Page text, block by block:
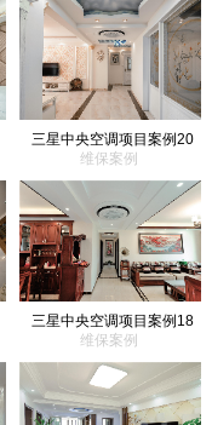
三星中央空调项目案例20
维保案例
三星中央空调项目案例18
维保案例